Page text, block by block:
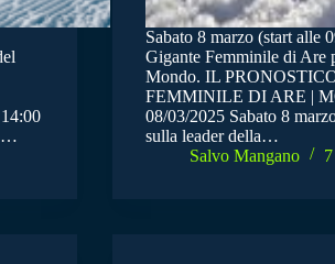
Sabato 8 marzo (start alle
Gigante Femminile di Are
Mondo. IL
FEMMINILE DI ARE |
08/03/2025 Sabato 8
sulla leader della…
Salvo Mangano